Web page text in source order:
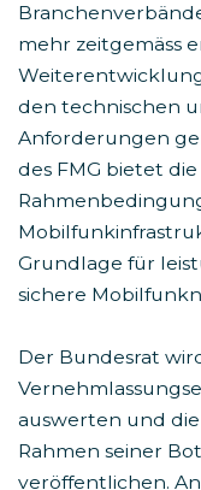
mehr zeitgemäss
den technischen
Anforderungen
des FMG bietet die
Grundlage für
sichere
Der Bundesrat
auswerten und
Rahmen seiner
veröffentlichen.